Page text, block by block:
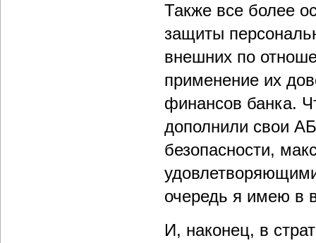
Также все более
защиты
внешних по
применение их
финансов банка.
дополнили свои
безопасности,
очередь я имею
И, наконец, в